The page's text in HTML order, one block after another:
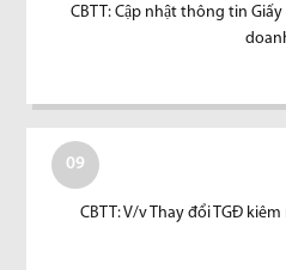
CBTT: Cập nhật thông tin
09
CBTT: V/v Thay đổi TGĐ